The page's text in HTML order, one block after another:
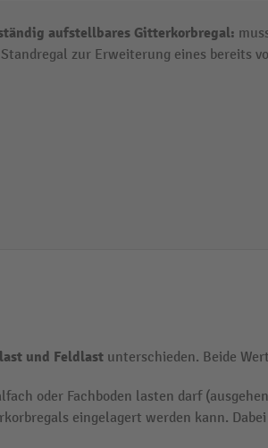
aufstellbares Gitterkorbregal:
zur Erweiterung eines bereits
und Feldlast unterschieden. Beide
oder Fachboden lasten darf
eingelagert werden kann.